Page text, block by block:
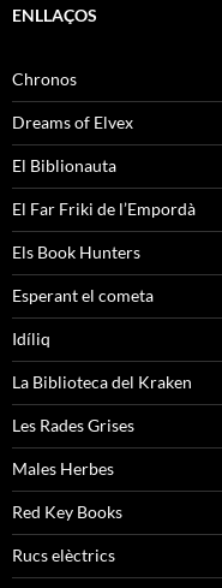
ENLLAÇOS
Chronos
Dreams of Elvex
El Biblionauta
El Far Friki de l’Empordà
Els Book Hunters
Esperant el cometa
Idíliq
La Biblioteca del Kraken
Les Rades Grises
Males Herbes
Red Key Books
Rucs elèctrics